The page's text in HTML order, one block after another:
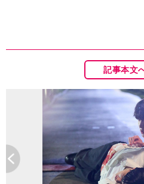
記事本文